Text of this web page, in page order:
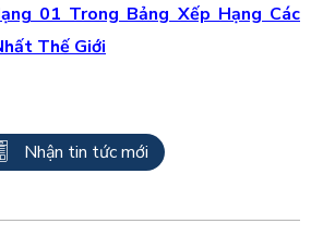
01 Trong Bảng Xếp Hạng Các
Thế Giới
Nhận tin tức mới